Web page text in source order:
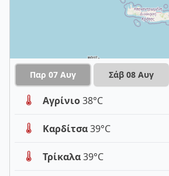
Παρ 07 Αυγ Σάβ 08 Αυγ
Αγρίνιο38°C
Καρδίτσα39°C
Τρίκαλα39°C